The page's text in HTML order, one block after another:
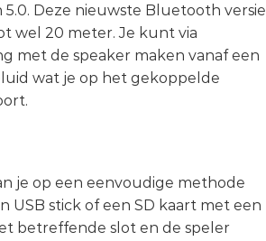
5.0. Deze nieuwste Bluetooth versie
wel 20 meter. Je kunt via
met de speaker maken vanaf een
wat je op het gekoppelde
je op een eenvoudige methode
USB stick of een SD kaart met een
betreffende slot en de speler